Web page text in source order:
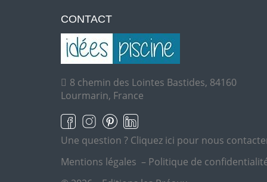
CONTACT
8 chemin des Lointes Bastides, 84160
Lourmarin, France
Une question ? Cliquez ici pour nous
Mentions légales – Politique de